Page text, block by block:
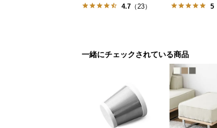
4.7 （23）
5
一緒にチェックされている商品